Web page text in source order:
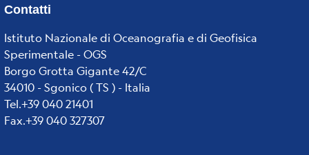
Contatti
Istituto Nazionale di Oceanografia e di Geofisica
Sperimentale - OGS
Borgo Grotta Gigante 42/C
34010 - Sgonico ( TS ) - Italia
Tel.+39 040 21401
Fax.+39 040 327307